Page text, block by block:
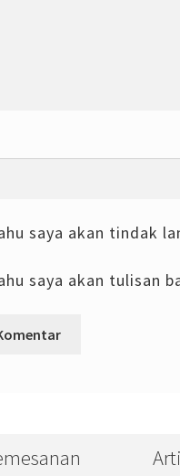
saya akan tindak
saya akan tulisan